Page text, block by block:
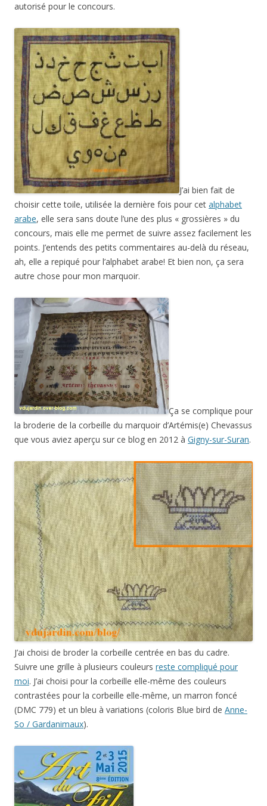
autorisé pour le concours.
J’ai bien fait de
choisir cette toile, utilisée la dernière fois pour cet alphabet
arabe, elle sera sans doute l’une des plus « grossières » du
concours, mais elle me permet de suivre assez facilement les
points. J’entends des petits commentaires au-delà du réseau,
ah, elle a repiqué pour l’alphabet arabe! Et bien non, ça sera
autre chose pour mon marquoir.
Ça se complique pour
la broderie de la corbeille du marquoir d’Artémis(e) Chevassus
que vous aviez aperçu sur ce blog en 2012 à Gigny-sur-Suran.
J’ai choisi de broder la corbeille centrée en bas du cadre.
Suivre une grille à plusieurs couleurs reste compliqué pour
moi. J’ai choisi pour la corbeille elle-même des couleurs
contrastées pour la corbeille elle-même, un marron foncé
(DMC 779) et un bleu à variations (coloris Blue bird de Anne-
So / Gardanimaux).